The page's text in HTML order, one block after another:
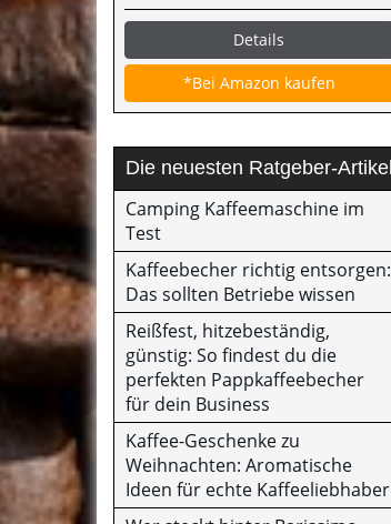
Details
*Bei Amazon kaufen
Die neuesten Ratgeber-Artikel
Camping Kaffeemaschine im
Test
Kaffeebecher richtig entsorgen:
Das sollten Betriebe wissen
Reißfest, hitzebeständig,
günstig: So findest du die
perfekten Pappkaffeebecher
für dein Business
Kaffee-Geschenke zu
Weihnachten: Aromatische
Ideen für echte Kaffeeliebhaber